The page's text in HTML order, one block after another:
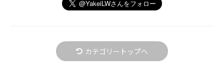
カテゴリートップへ